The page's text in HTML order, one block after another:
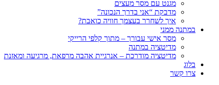
מגנט עם מסר מעצים
מדבקת “אני בדרך הנכונה”
איך לשחרר בעצמך חוויה כואבת?
במתנה ממני
מסר אישי עבורך – מתוך קלפי הרייקי
מדיטציה במתנה
מדיטציה מודרכת – אנרגיית אהבה מרפאת, מרגיעה ומאזנת
בלוג
צרו קשר